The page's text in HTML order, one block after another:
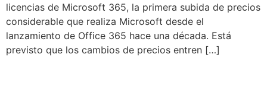
licencias de Microsoft 365, la primera subida de precios
considerable que realiza Microsoft desde el
lanzamiento de Office 365 hace una década. Está
previsto que los cambios de precios entren […]